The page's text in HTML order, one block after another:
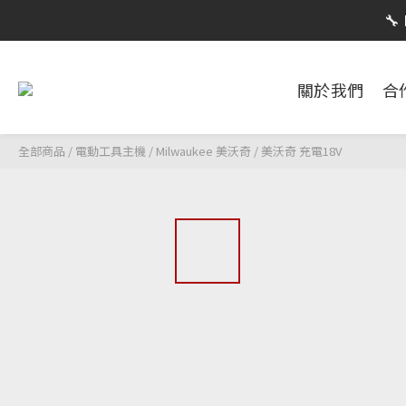
限時活🔧
限時活動
關於我們 合
全部商品 / 電動工具主機 / Milwaukee 美沃奇 / 美沃奇 充電18V